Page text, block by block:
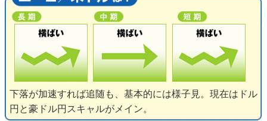
下落が加速すれば追随も、基本的には様子見。現在はドル
円と豪ドル円スキャルがメイン。